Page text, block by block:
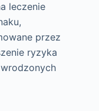
leczenie
przez
ryzyka